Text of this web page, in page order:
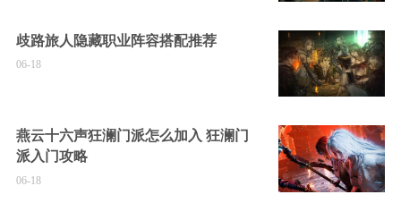
歧路旅人隐藏职业阵容搭配推荐
06-18
燕云十六声狂澜门派怎么加入 狂澜门
派入门攻略
06-18